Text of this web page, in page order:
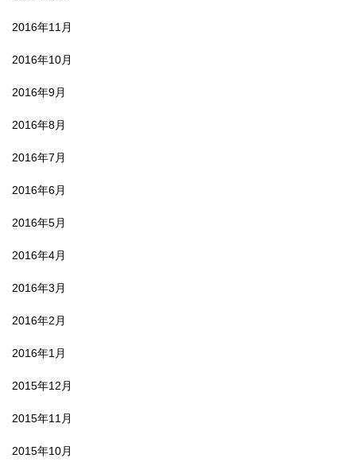
2016年11月
2016年10月
2016年9月
2016年8月
2016年7月
2016年6月
2016年5月
2016年4月
2016年3月
2016年2月
2016年1月
2015年12月
2015年11月
2015年10月